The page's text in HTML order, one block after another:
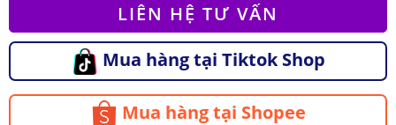
LIÊN HỆ TƯ VẤN
Mua hàng tại Tiktok Shop
Mua hàng tại Shopee